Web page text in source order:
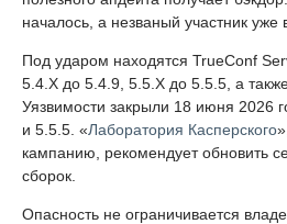
началось, а незваный участник уже
Под ударом находятся TrueConf
5.4.X до 5.4.9, 5.5.X до 5.5.5, а
Уязвимости закрыли 18 июня 2026
и 5.5.5. «Лаборатория Касперского
кампанию, рекомендует обновить
сборок.
Опасность не ограничивается